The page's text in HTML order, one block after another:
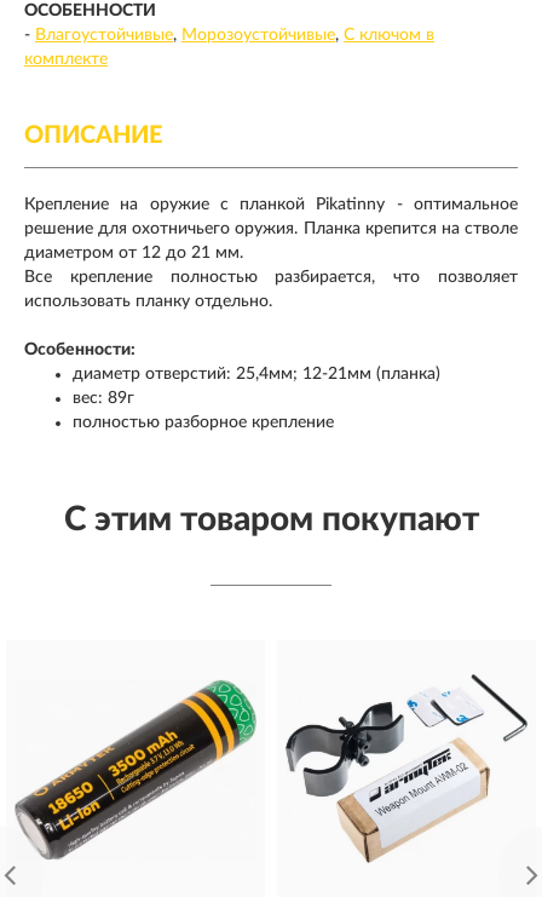
ОСОБЕННОСТИ
- Влагоустойчивые Морозоустойчивые С ключом в
комплекте
ОПИСАНИЕ
Крепление на оружие с планкой Pikatinny - оптимальное
решение для охотничьего оружия. Планка крепится на стволе
диаметром от 12 до 21 мм.
Все крепление полностью разбирается, что позволяет
использовать планку отдельно.
Особенности:
диаметр отверстий: 25,4мм; 12-21мм (планка)
вес: 89г
полностью разборное крепление
С этим товаром покупают